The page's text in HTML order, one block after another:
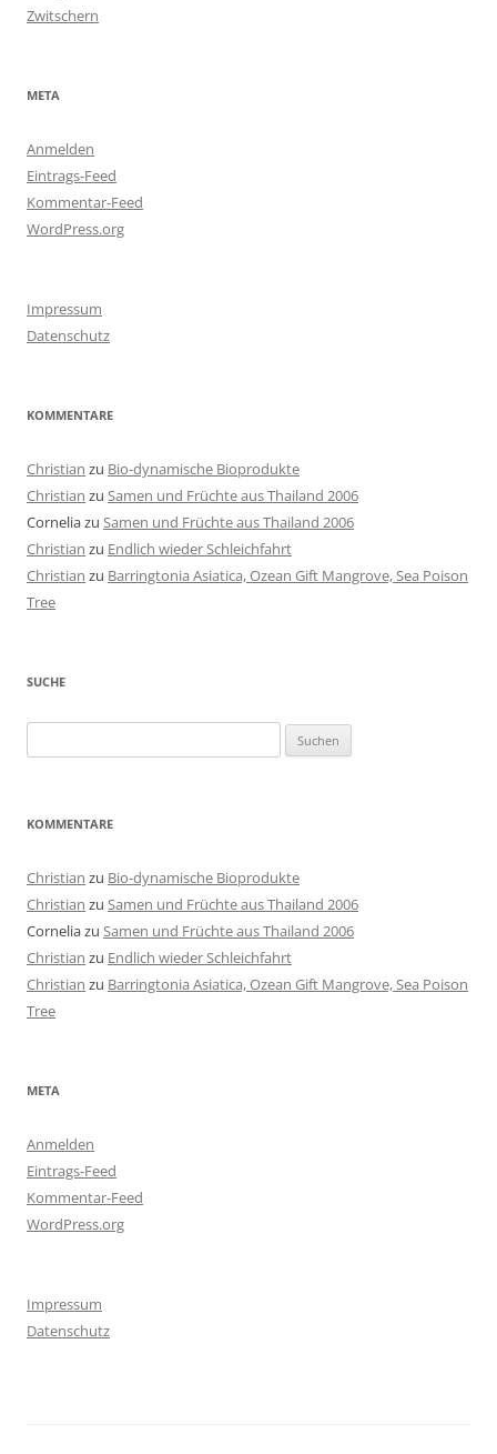
Zwitschern
META
Anmelden
Eintrags-Feed
Kommentar-Feed
WordPress.org
Impressum
Datenschutz
KOMMENTARE
Christian zu Bio-dynamische Bioprodukte
Christian zu Samen und Früchte aus Thailand 2006
Corneliazu Samen und Früchte aus Thailand 2006
Christian zu Endlich wieder Schleichfahrt
Christian zu Barringtonia Asiatica, Ozean Gift Mangrove, Sea Poison
Tree
SUCHE
nach:
KOMMENTARE
Christian zu Bio-dynamische Bioprodukte
Christian zu Samen und Früchte aus Thailand 2006
Corneliazu Samen und Früchte aus Thailand 2006
Christian zu Endlich wieder Schleichfahrt
Christian zu Barringtonia Asiatica, Ozean Gift Mangrove, Sea Poison
Tree
META
Anmelden
Eintrags-Feed
Kommentar-Feed
WordPress.org
Impressum
Datenschutz